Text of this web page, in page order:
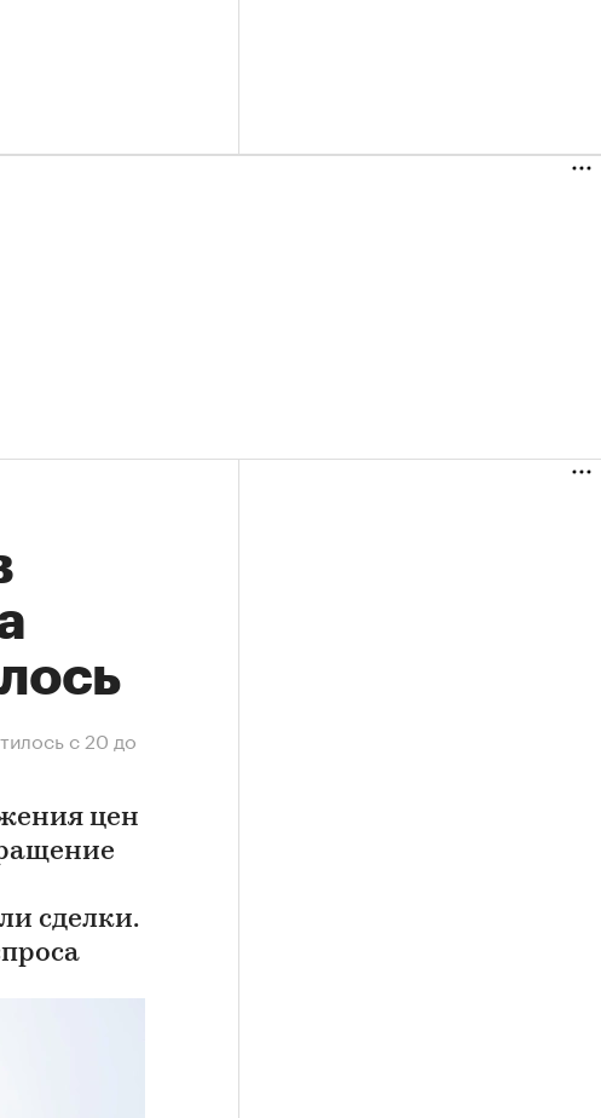
с 20 до
цен
сделки.